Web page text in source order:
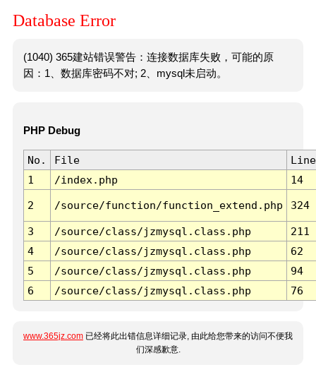
Database Error
(1040) 365建站错误警告：连接数据库失败，可能的原
因：1、数据库密码不对; 2、mysql未启动。
PHP Debug
No. File
Line
1
/index.php 14
2 /source/function/function_extend.php 324
3 /source/class/jzmysql.class.php
211
4
/source/class/jzmysql.class.php
62
5
/source/class/jzmysql.class.php
94
6
/source/class/jzmysql.class.php 76
www.365jz.com 已经将此出错信息详细记录, 由此给您带来的访问不便我
们深感歉意.